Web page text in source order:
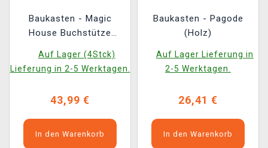
Baukasten - Magic
House Buchstütze
Auf Lager (4Stck)
Lieferung in 2-5 Werktagen.
43,99 €
In den Warenkorb
Baukasten - Pagode
(Holz)
Auf Lager Lieferung in
2-5 Werktagen.
26,41 €
In den Warenkorb